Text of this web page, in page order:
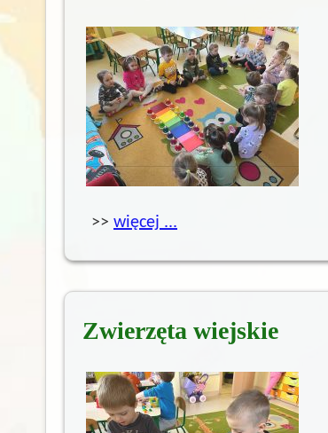
>> więcej ...
Zwierzęta wiejskie